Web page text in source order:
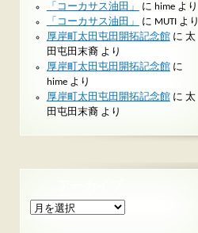
「コーカサス油田」 に himeより
「コーカサス油田」
に MUTIより
厚岸町太田屯田開拓記念館に 太
田屯田末裔 より
厚岸町太田屯田開拓記念館に
himeより
厚岸町太田屯田開拓記念館に 太
田屯田末裔 より
ア